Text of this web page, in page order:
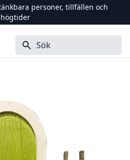
personer, tillfällen och
högtider
Sök